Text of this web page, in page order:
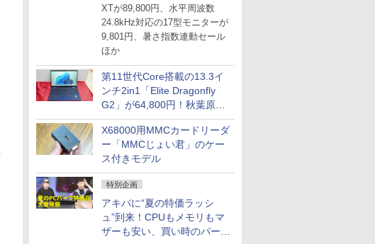
XTが89,800円、水平周波数
24.8kHz対応の17型モニターが
9,801円、暑さ指数連動セール
ほか
第11世代Core搭載の13.3イ
ンチ2in1「Elite Dragonfly
G2」が64,800円！秋葉原で
中古PCセール
X68000用MMCカードリーダ
ー「MMCじょい君」のケー
ス付きモデル
特別企画
アキバに“夏の特価ラッシ
ュ”到来！CPUもメモリもマ
ザーも安い、買い時のパーツ